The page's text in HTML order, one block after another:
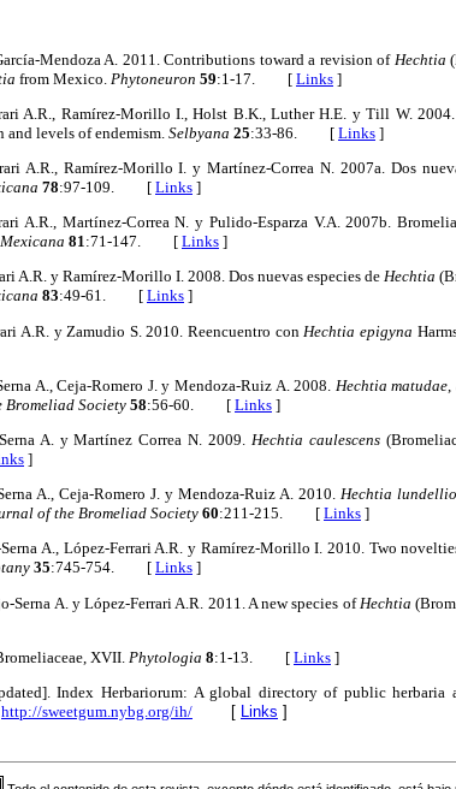
Mendoza A. 2011. Contributions toward a revision of Hechtia
from Mexico. Phytoneuron 59:1-17. [ Links ]
A.R., Ramírez-Morillo I., Holst B.K., Luther H.E. y Till W.
levels of endemism. Selbyana 25:33-86. [ Links ]
A.R., Ramírez-Morillo I. y Martínez-Correa N. 2007a. Dos
78:97-109. [ Links ]
A.R., Martínez-Correa N. y Pulido-Esparza V.A. 2007b.
81:71-147. [ Links ]
A.R. y Ramírez-Morillo I. 2008. Dos nuevas especies de Hechtia
83:49-61. [ Links ]
A.R. y Zamudio S. 2010. Reencuentro con Hechtia epigyna
A., Ceja-Romero J. y Mendoza-Ruiz A. 2008. Hechtia matudae
Bromeliad Society58:56-60. [ Links ]
A. y Martínez Correa N. 2009. Hechtia caulescens
]
A., Ceja-Romero J. y Mendoza-Ruiz A. 2010. Hechtia
of the Bromeliad Society 60:211-215. [ Links ]
A., López-Ferrari A.R. y Ramírez-Morillo I. 2010. Two
35:745-754. [ Links ]
Serna A. y López-Ferrari A.R. 2011. A new species of Hechtia
XVII. Phytologia 8:1-13. [ Links ]
Index Herbariorum: A global directory of public herbaria
http://sweetgum.nybg.org/ih/ [ Links ]